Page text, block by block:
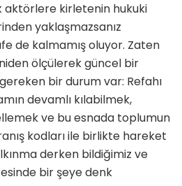
kirletenin hukuki
yaklaşmazsanız
de kalmamış oluyor. Zaten
ölçülerek güncel bir
bir durum var: Refahı
devamlı kılabilmek,
ve bu esnada toplumun
kodları ile birlikte hareket
derken bildiğimiz ve
bir şeye denk